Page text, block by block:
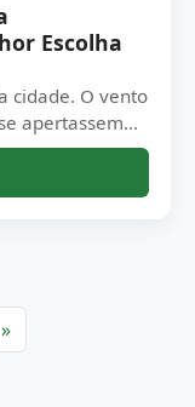
Escolha
cidade. O vento
apertassem...
»